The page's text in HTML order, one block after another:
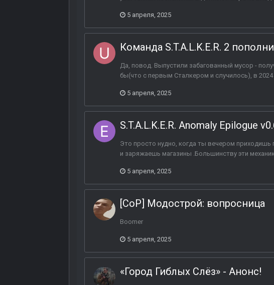
5 апреля, 2025
Команда S.T.A.L.K.E.R. 2
Да, повод. Выпустили забагованный мусор -
бы(что с первым Сталкером и случилось), в 2024
5 апреля, 2025
S.T.A.L.K.E.R. Anomaly Epilogue
Это просто нудно, когда ты вечером приходишь
и заряжаешь магазины .Большинству эти
5 апреля, 2025
[CoP] Модострой: вопросница
Boomer
5 апреля, 2025
«Город Гиблых Слёз» - Анонс!